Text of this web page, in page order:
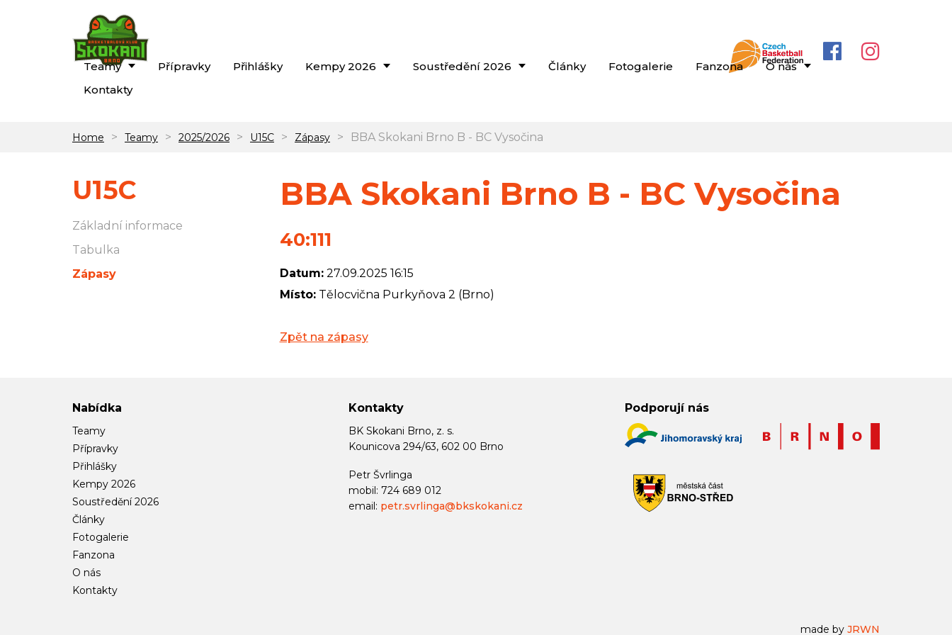
Teamy Přípravky Přihlášky Kempy 2026 Soustředění 2026 Články Fotogalerie Fanzona
O nás
Kontakty
Home > Teamy > 2025/2026 > U15C > Zápasy > BBA Skokani Brno B - BC Vysočina
U15C
Základní informace
Tabulka
Zápasy
BBA Skokani Brno B - BC Vysočina
40:111
Datum: 27.09.2025 16:15
Místo: Tělocvična Purkyňova 2 (Brno)
Zpět na zápasy
Nabídka
Teamy
Přípravky
Přihlášky
Kempy 2026
Soustředění 2026
Články
Fotogalerie
Fanzona
O nás
Kontakty
Kontakty
BK Skokani Brno, z. s.
Kounicova 294/63, 602 00 Brno
Petr Švrlinga
mobil: 724 689 012
email: petr.svrlinga@bkskokani.cz
Podporují nás
made by JRWN